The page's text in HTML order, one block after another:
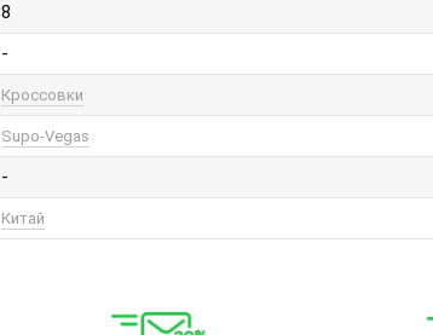
8
-
Кроссовки
Supo-Vegas
-
Китай